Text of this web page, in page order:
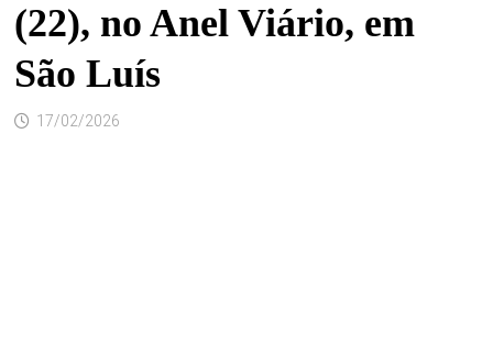
(22), no Anel Viário, em
São Luís
17/02/2026